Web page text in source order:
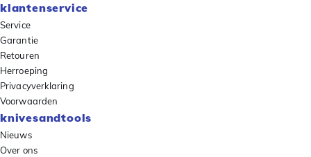
klantenservice
Service
Garantie
Retouren
Herroeping
Privacyverklaring
Voorwaarden
knivesandtools
Nieuws
Over ons